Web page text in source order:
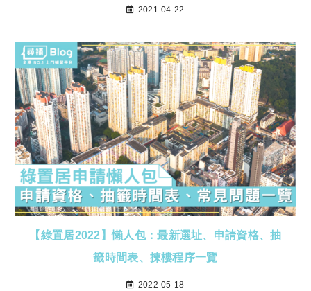
2021-04-22
【綠置居2022】懶人包：最新選址、申請資格、抽
籤時間表、揀樓程序一覽
2022-05-18